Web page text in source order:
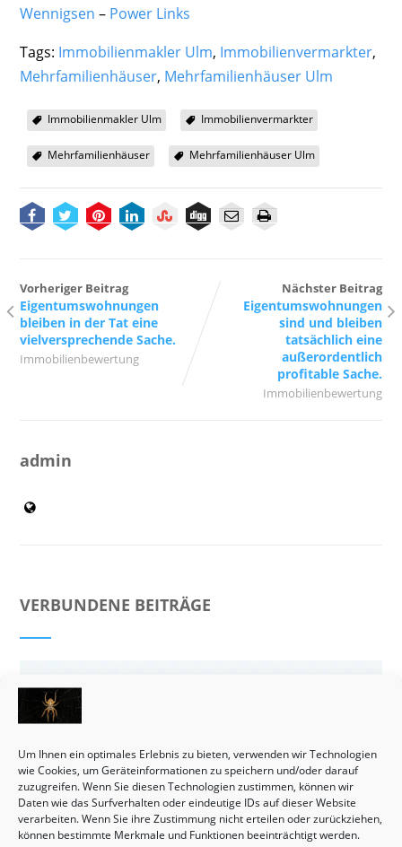
Um Ihnen ein optimales Erlebnis zu bieten, verwenden wir Technologien
wie Cookies, um Geräteinformationen zu speichern und/oder darauf
zuzugreifen. Wenn Sie diesen Technologien zustimmen, können wir
Daten wie das Surfverhalten oder eindeutige IDs auf dieser Website
verarbeiten. Wenn Sie ihre Zustimmung nicht erteilen oder zurückziehen,
können bestimmte Merkmale und Funktionen beeinträchtigt werden.
Wennigsen – Power Links
Tags: Immobilienmakler Ulm, Immobilienvermarkter,
Mehrfamilienhäuser, Mehrfamilienhäuser Ulm
Immobilienmakler Ulm Immobilienvermarkter
Mehrfamilienhäuser Mehrfamilienhäuser Ulm
Vorheriger Beitrag
Eigentumswohnungen
bleiben in der Tat eine
vielversprechende Sache.
Immobilienbewertung
Nächster Beitrag
Eigentumswohnungen
sind und bleiben
tatsächlich eine
außerordentlich
profitable Sache.
Immobilienbewertung
admin
VERBUNDENE BEITRÄGE